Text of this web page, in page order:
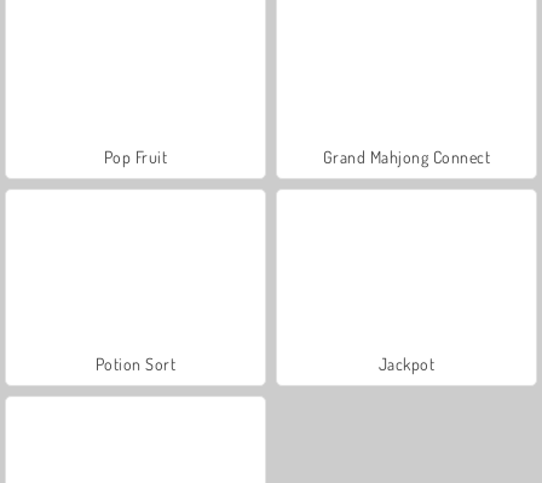
Pop Fruit Grand Mahjong Connect
Potion Sort Jackpot